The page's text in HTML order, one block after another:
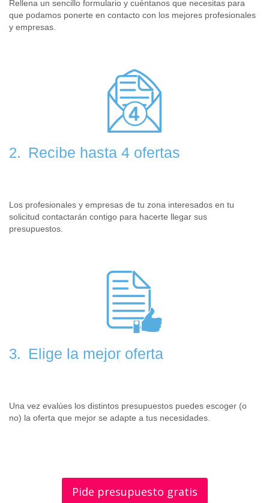
Rellena un sencillo formulario y cuéntanos que necesitas para
que podamos ponerte en contacto con los mejores profesionales
y empresas.
2. Recibe hasta 4 ofertas
Los profesionales y empresas de tu zona interesados en tu
solicitud contactarán contigo para hacerte llegar sus
presupuestos.
3. Elige la mejor oferta
Una vez evalúes los distintos presupuestos puedes escoger (o
no) la oferta que mejor se adapte a tus necesidades.
Pide presupuesto gratis